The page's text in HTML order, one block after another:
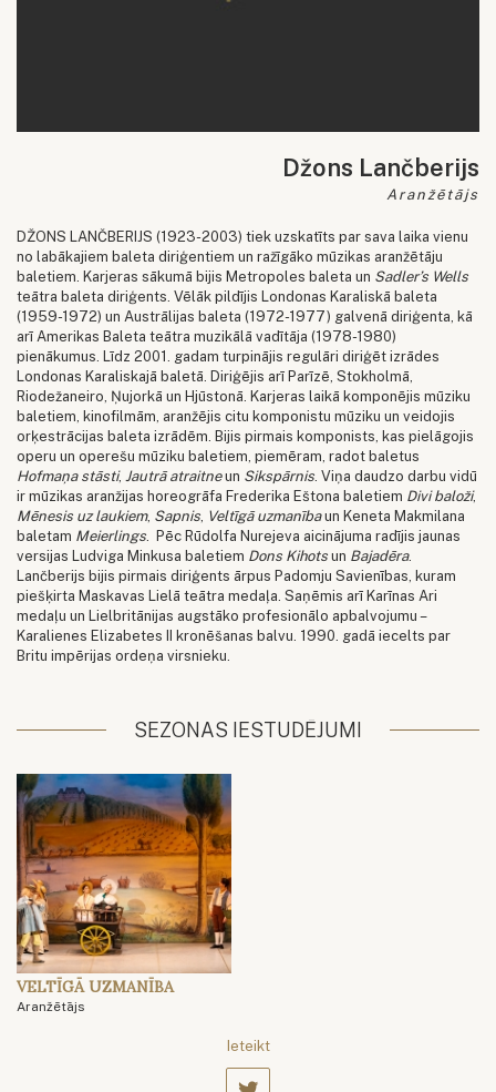
Džons Lančberijs
Aranžētājs
DŽONS LANČBERIJS (1923-2003) tiek uzskatīts par sava laika vienu
no labākajiem baleta diriģentiem un ražīgāko mūzikas aranžētāju
baletiem. Karjeras sākumā bijis Metropoles baleta un Sadler’s Wells
teātra baleta diriģents. Vēlāk pildījis Londonas Karaliskā baleta
(1959-1972) un Austrālijas baleta (1972-1977) galvenā diriģenta, kā
arī Amerikas Baleta teātra muzikālā vadītāja (1978-1980)
pienākumus. Līdz 2001. gadam turpinājis regulāri diriģēt izrādes
Londonas Karaliskajā baletā. Diriģējis arī Parīzē, Stokholmā,
Riodežaneiro, Ņujorkā un Hjūstonā. Karjeras laikā komponējis mūziku
baletiem, kinofilmām, aranžējis citu komponistu mūziku un veidojis
orķestrācijas baleta izrādēm. Bijis pirmais komponists, kas pielāgojis
operu un operešu mūziku baletiem, piemēram, radot baletus
Hofmaņa stāsti, Jautrā atraitneun Sikspārnis . Viņa daudzo darbu vidū
ir mūzikas aranžijas horeogrāfa Frederika Eštona baletiem Divi baloži,
Mēnesis uz laukiem, Sapnis Veltīgā uzmanībaun Keneta Makmilana
baletam Meierlings . Pēc Rūdolfa Nurejeva aicinājuma radījis jaunas
versijas Ludviga Minkusa baletiem Dons Kihots un Bajadēra.
Lančberijs bijis pirmais diriģents ārpus Padomju Savienības, kuram
piešķirta Maskavas Lielā teātra medaļa. Saņēmis arī Karīnas Ari
medaļu un Lielbritānijas augstāko profesionālo apbalvojumu –
Karalienes Elizabetes II kronēšanas balvu. 1990. gadā iecelts par
Britu impērijas ordeņa virsnieku.
SEZONAS IESTUDĒJUMI
VELTĪGĀ UZMANĪBA
Aranžētājs
Ieteikt